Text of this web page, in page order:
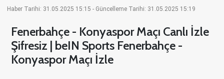
Haber Tarihi: 31.05.2025 15:15 - Güncelleme Tarihi: 31.05.2025 15:19
Fenerbahçe - Konyaspor Maçı Canlı İzle
Şifresiz | beIN Sports Fenerbahçe -
Konyaspor Maçı İzle